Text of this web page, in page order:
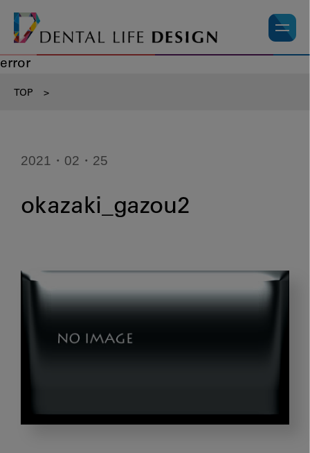
error
TOP >
2021・02・25
okazaki_gazou2